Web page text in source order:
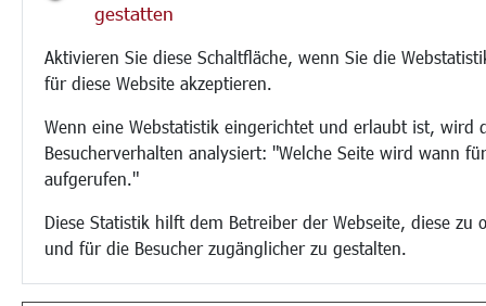
gestatten
Aktivieren Sie diese Schaltfläche, wenn Sie die
für diese Website akzeptieren.
Wenn eine Webstatistik eingerichtet und erlaubt ist, wird
Besucherverhalten analysiert: "Welche Seite wird wann
aufgerufen."
Diese Statistik hilft dem Betreiber der Webseite, diese zu
und für die Besucher zugänglicher zu gestalten.